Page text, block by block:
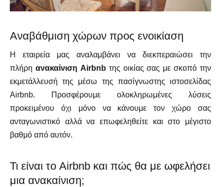
Αναβάθμιση χώρων προς ενοικίαση
Η εταιρεία μας αναλαμβάνει να διεκπεραιώσει την
πλήρη ανακαίνιση Airbnb της οικίας σας με σκοπό την
εκμετάλλευσή της μέσω της πασίγνωστης ιστοσελίδας
Airbnb. Προσφέρουμε ολοκληρωμένες λύσεις
προκειμένου όχι μόνο να κάνουμε τον χώρο σας
ανταγωνιστικό αλλά να επωφεληθείτε και στο μέγιστο
βαθμό από αυτόν.
Τι είναι το Airbnb και πώς θα με ωφελήσει
μια ανακαίνιση;